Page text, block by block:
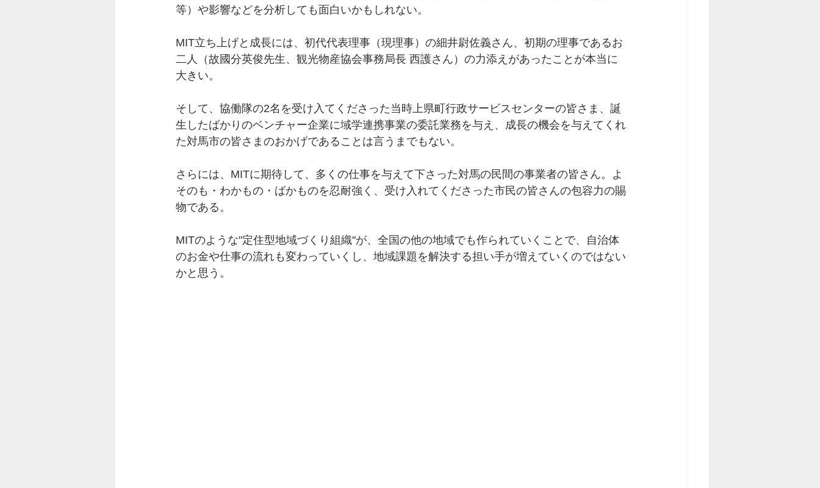
等）や影響などを分析しても面白いかもしれない。
MIT立ち上げと成長には、初代代表理事（現理事）の細井尉佐義さん、初期の理事であるお
二人（故國分英俊先生、観光物産協会事務局長 西護さん）の力添えがあったことが本当に
大きい。
そして、協働隊の2名を受け入てくださった当時上県町行政サービスセンターの皆さま、誕
生したばかりのベンチャー企業に域学連携事業の委託業務を与え、成長の機会を与えてくれ
た対馬市の皆さまのおかげであることは言うまでもない。
さらには、MITに期待して、多くの仕事を与えて下さった対馬の民間の事業者の皆さん。よ
そのも・わかもの・ばかものを忍耐強く、受け入れてくださった市民の皆さんの包容力の賜
物である。
MITのような"定住型地域づくり組織"が、全国の他の地域でも作られていくことで、自治体
のお金や仕事の流れも変わっていくし、地域課題を解決する担い手が増えていくのではない
かと思う。